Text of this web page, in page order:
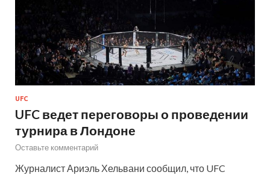
UFC
UFC ведет переговоры о проведении
турнира в Лондоне
Оставьте комментарий
Журналист Ариэль Хельвани сообщил, что UFC